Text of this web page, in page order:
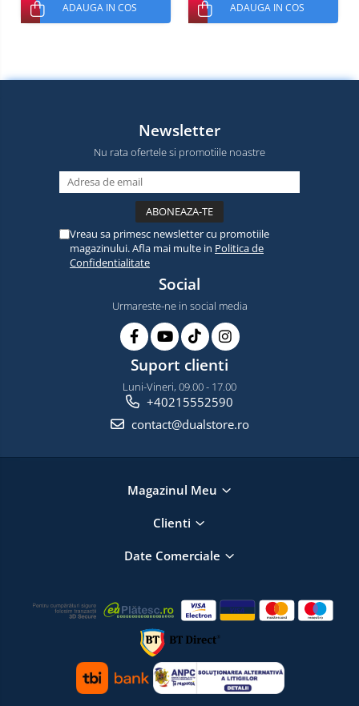
ADAUGA IN COS ADAUGA IN COS
Newsletter
Nu rata ofertele si promotiile noastre
Vreau sa primesc newsletter cu promotiile
magazinului. Afla mai multe in Politica de
Confidentialitate
Social
Urmareste-ne in social media
Suport clienti
Luni-Vineri, 09.00 - 17.00
+40215552590
contact@dualstore.ro
Magazinul Meu
Clienti
Date Comerciale